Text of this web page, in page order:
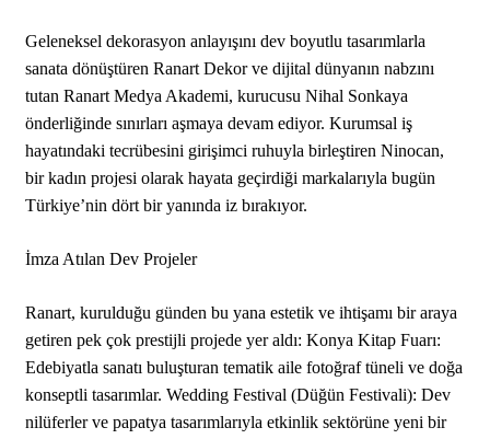
Geleneksel dekorasyon anlayışını dev boyutlu tasarımlarla
sanata dönüştüren Ranart Dekor ve dijital dünyanın nabzını
tutan Ranart Medya Akademi, kurucusu Nihal Sonkaya
önderliğinde sınırları aşmaya devam ediyor. Kurumsal iş
hayatındaki tecrübesini girişimci ruhuyla birleştiren Ninocan,
bir kadın projesi olarak hayata geçirdiği markalarıyla bugün
Türkiye’nin dört bir yanında iz bırakıyor.
İmza Atılan Dev Projeler
Ranart, kurulduğu günden bu yana estetik ve ihtişamı bir araya
getiren pek çok prestijli projede yer aldı: Konya Kitap Fuarı:
Edebiyatla sanatı buluşturan tematik aile fotoğraf tüneli ve doğa
konseptli tasarımlar. Wedding Festival (Düğün Festivali): Dev
nilüferler ve papatya tasarımlarıyla etkinlik sektörüne yeni bir